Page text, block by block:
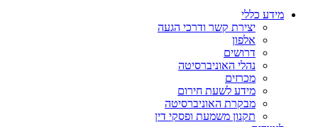
מידע כללי
יצירת קשר ודרכי הגעה
אלפון
דרושים
נהלי האוניברסיטה
מכרזים
מידע לשעת חירום
מבקרת האוניברסיטה
תקנון משמעת ופסקי דין